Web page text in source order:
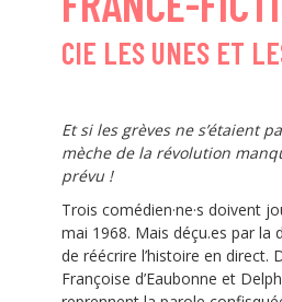
CIE LES UNES ET
Et si les grèves ne s’étaient
mèche de la révolution
prévu !
Trois comédien·ne·s doivent
mai 1968. Mais déçu.es par
de réécrire l’histoire en direct.
Françoise d’Eaubonne et